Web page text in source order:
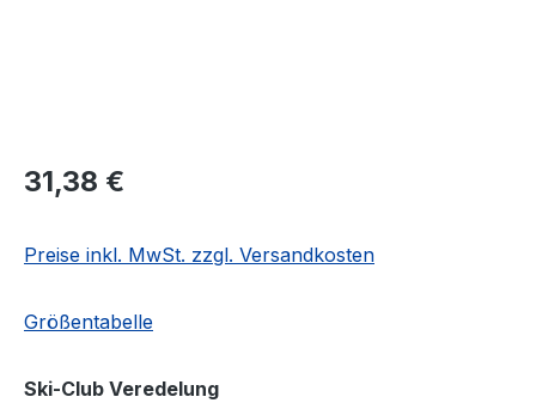
Regulärer Preis:
31,38 €
Preise inkl. MwSt. zzgl. Versandkosten
Größentabelle
Ski-Club Veredelungauswählen